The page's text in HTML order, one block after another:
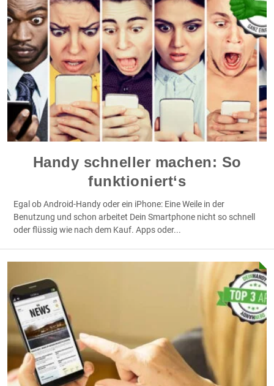
Handy schneller machen: So
funktioniert‘s
Egal ob Android-Handy oder ein iPhone: Eine Weile in der
Benutzung und schon arbeitet Dein Smartphone nicht so schnell
oder flüssig wie nach dem Kauf. Apps oder...